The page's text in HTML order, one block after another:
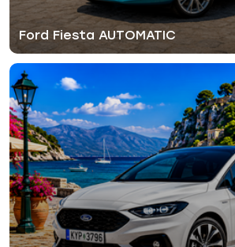
Ford Fiesta AUTOMATIC